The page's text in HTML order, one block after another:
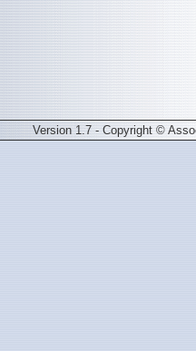
Version 1.7 - Copyright ©